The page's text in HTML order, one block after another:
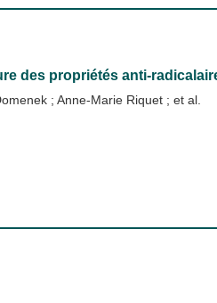
des propriétés anti-
; Anne-Marie Riquet ; et al.